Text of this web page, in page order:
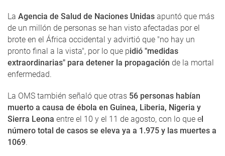
La Agencia de Salud de Naciones Unidas apuntó que más
de un millón de personas se han visto afectadas por el
brote en el África occidental y advirtió que "no hay un
pronto final a la vista", por lo que pidió "medidas
extraordinarias" para detener la propagación de la mortal
enfermedad.
La OMS también señaló que otras 56 personas habían
muerto a causa de ébola en Guinea, Liberia, Nigeria y
Sierra Leona entre el 10 y el 11 de agosto, con lo que el
número total de casos se eleva ya a 1.975 y las muertes a
1069.